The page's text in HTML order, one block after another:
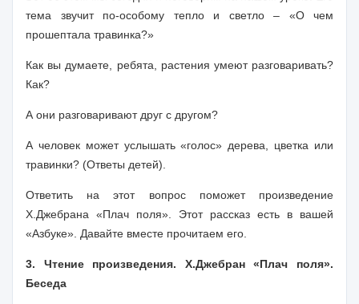
тема звучит по-особому тепло и светло – «О чем
прошептала травинка?»
Как вы думаете, ребята, растения умеют разговаривать?
Как?
А они разговаривают друг с другом?
А человек может услышать «голос» дерева, цветка или
травинки? (Ответы детей).
Ответить на этот вопрос поможет произведение
Х.Джебрана «Плач поля». Этот рассказ есть в вашей
«Азбуке». Давайте вместе прочитаем его.
3. Чтение произведения. Х.Джебран «Плач поля».
Беседа